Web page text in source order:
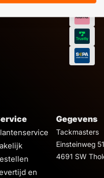
en
Gegevens
Tackmasters
Einsteinweg 51
4691 SW